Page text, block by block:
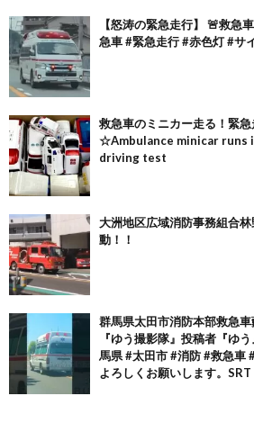
【怒涛の緊急走行】 🚨救急
急車 #緊急走行 #赤色灯 #サ
救急車のミニカー走る！緊
☆Ambulance minicar runs
driving test
大洲地区広域消防事務組合
動！！
群馬県太田市消防本部救急
『ゆう撮影隊』投稿者『ゆ
馬県 #太田市 #消防 #救急車
よろしくお願いします。SRT